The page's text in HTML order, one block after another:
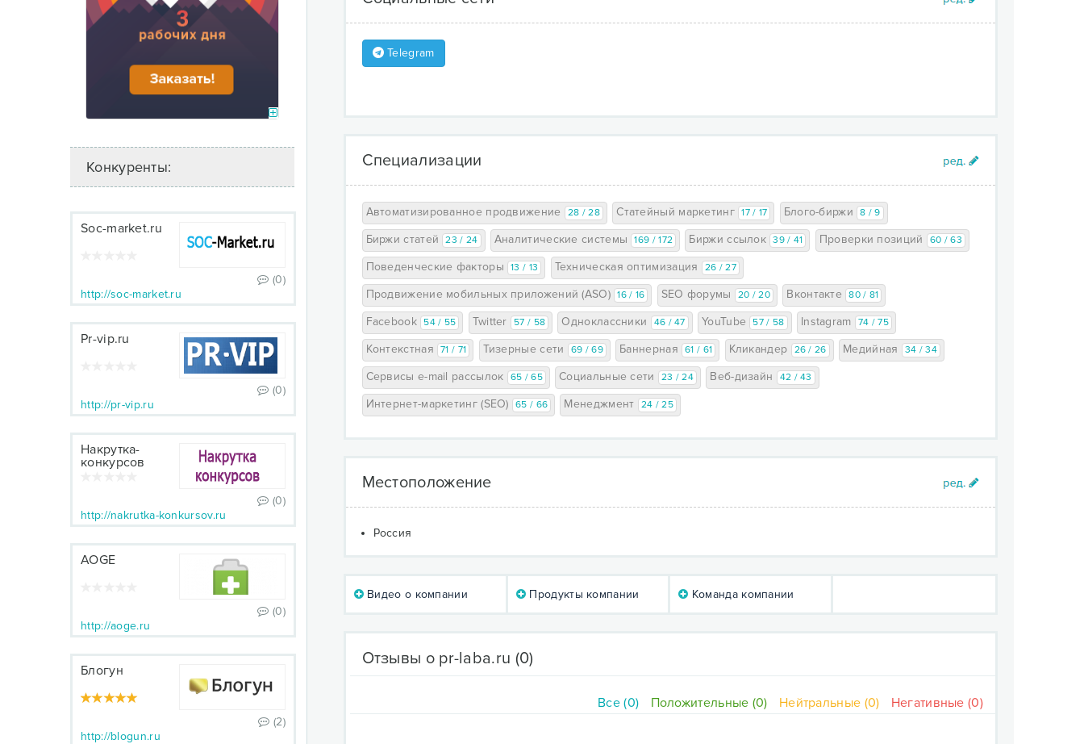
Конкуренты:
Soc-market.ru
(0)
http://soc-market.ru
Pr-vip.ru
(0)
http://pr-vip.ru
Накрутка-
конкурсов
(0)
http://nakrutka-konkursov.ru
AOGE
(0)
http://aoge.ru
Блогун
(2)
http://blogun.ru
Telegram
Специализации
Автоматизированное продвижение 28 / 28 Статейный маркетинг 17 / 17 Блого-биржи 8 / 9
Биржи статей 23 / 24 Аналитические системы 169 / 172 Биржи ссылок 39 / 41 Проверки позиций 60 / 63
Поведенческие факторы 13 / 13 Техническая оптимизация 26 / 27
Продвижение мобильных приложений (ASO) 16 / 16 SEO форумы 20 / 20 Вконтакте 80 / 81
Facebook 54 / 55 Twitter 57 / 58 Одноклассники 46 / 47 YouTube 57 / 58 Instagram 74 / 75
Контекстная 71 / 71 Тизерные сети 69 / 69 Баннерная 61 / 61 Кликандер 26 / 26 Медийная 34 / 34
Сервисы e-mail рассылок 65 / 65 Социальные сети 23 / 24 Веб-дизайн 42 / 43
Интернет-маркетинг (SEO) 65 / 66 Менеджмент 24 / 25
Местоположение
Россия
Видео о компании Продукты компании Команда компании
Отзывы о pr-laba.ru (0)
Все (0) Положительные (0) Нейтральные (0) Негативные (0)